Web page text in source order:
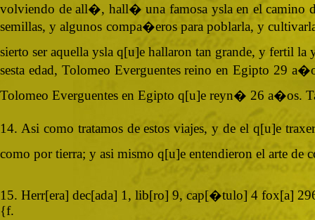
volviendo de all�, hall� una famosa ysla en el camino
semillas, y algunos compa�eros para poblarla, y
sierto ser aquella ysla q[u]e hallaron tan grande, y fertil
sesta edad, Tolomeo Everguentes reino en Egipto 29
Tolomeo Everguentes en Egipto q[u]e reyn� 26 a�os.
14. Asi como tratamos de estos viajes, y de el q[u]e
como por tierra; y asi mismo q[u]e entendieron el arte de
15. Herr[era] dec[ada] 1, lib[ro] 9, cap[�tulo] 4 fox[a] 296